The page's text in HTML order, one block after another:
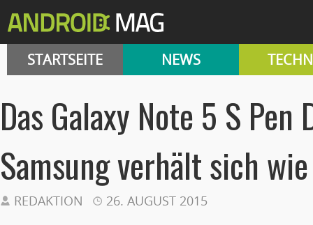
STARTSEITE NEWS
Das Galaxy Note 5 S Pen
Samsung verhält sich
REDAKTION 26. AUGUST 2015